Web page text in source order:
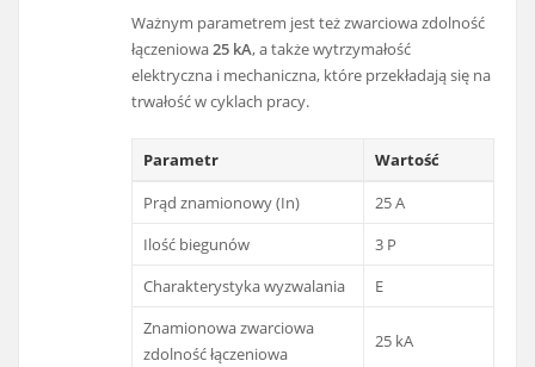
Ważnym parametrem jest też zwarciowa zdolność
łączeniowa25 kA, a także wytrzymałość
elektryczna i mechaniczna, które przekładają się na
trwałość w cyklach pracy.
Parametr
Wartość
Prąd znamionowy (In)
25 A
Ilość biegunów
3 P
Charakterystyka wyzwalania
E
Znamionowa zwarciowa
zdolność łączeniowa
25 kA